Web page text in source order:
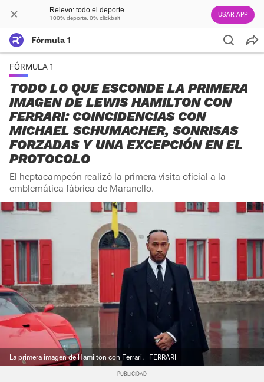
Relevo: todo el deporte
100% deporte. 0% clickbait USAR APP
Fórmula 1
FÓRMULA 1
TODO LO QUE ESCONDE LA PRIMERA
IMAGEN DE LEWIS HAMILTON CON
FERRARI: COINCIDENCIAS CON
MICHAEL SCHUMACHER, SONRISAS
FORZADAS Y UNA EXCEPCIÓN EN EL
PROTOCOLO
El heptacampeón realizó la primera visita oficial a la
emblemática fábrica de Maranello.
La primera imagen de Hamilton con Ferrari. FERRARI